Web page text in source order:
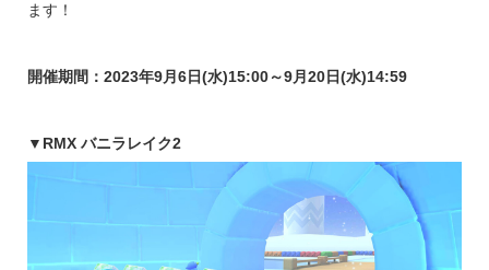
ます！
開催期間：2023年9月6日(水)15:00～9月20日(水)14:59
▼ RMX バニラレイク2